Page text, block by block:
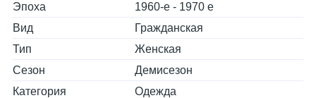
Эпоха
1960-е - 1970 е
Вид
Гражданская
Тип
Женская
Сезон
Демисезон
Категория
Одежда